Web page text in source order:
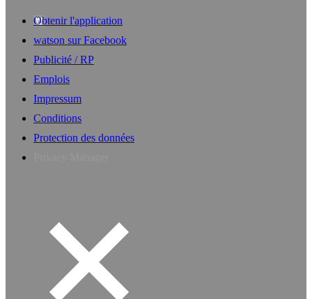
Obtenir l'application
watson sur Facebook
Publicité / RP
Emplois
Impressum
Conditions
Protection des données